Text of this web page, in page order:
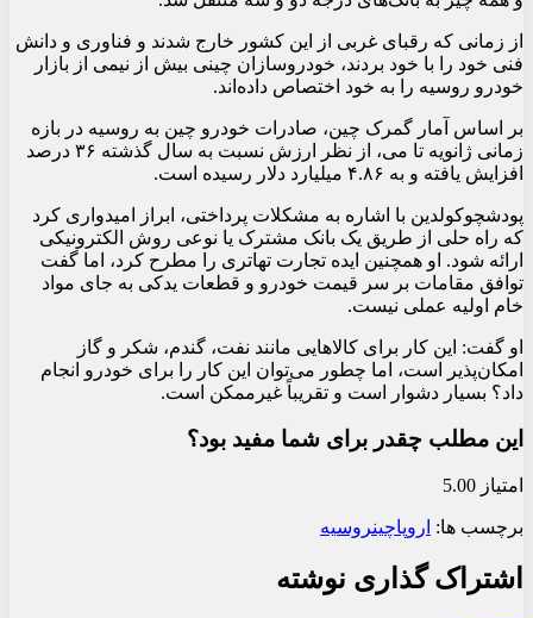
از زمانی که رقبای غربی از این کشور خارج شدند و فناوری و دانش
فنی خود را با خود بردند، خودروسازان چینی بیش از نیمی از بازار
خودرو روسیه را به خود اختصاص داده‌اند.
بر اساس آمار گمرک چین، صادرات خودرو چین به روسیه در بازه
زمانی ژانویه تا می، از نظر ارزش نسبت به سال گذشته ۳۶ درصد
افزایش یافته و به ۴.۸۶ میلیارد دلار رسیده است.
پودشچوکولدین با اشاره به مشکلات پرداختی، ابراز امیدواری کرد
که راه حلی از طریق یک بانک مشترک یا نوعی روش الکترونیکی
ارائه شود. او همچنین ایده تجارت تهاتری را مطرح کرد، اما گفت
توافق مقامات بر سر قیمت خودرو و قطعات یدکی به جای مواد
خام اولیه عملی نیست.
او گفت: این کار برای کالاهایی مانند نفت، گندم، شکر و گاز
امکان‌پذیر است، اما چطور می‌توان این کار را برای خودرو انجام
داد؟ بسیار دشوار است و تقریباً غیرممکن است.
این مطلب چقدر برای شما مفید بود؟
امتیاز 5.00
برچسب ها: اروپاچینروسیه
اشتراک گذاری نوشته